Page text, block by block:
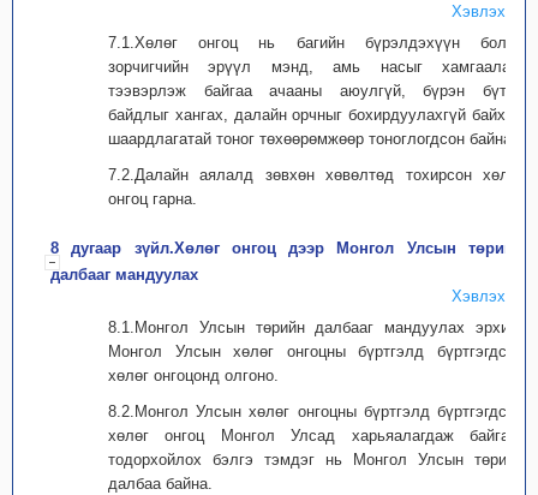
Хэвлэх
7.1.Хөлөг онгоц нь багийн бүрэлдэхүүн болон
зорчигчийн эрүүл мэнд, амь насыг хамгаалах,
тээвэрлэж байгаа ачааны аюулгүй, бүрэн бүтэн
байдлыг хангах, далайн орчныг бохирдуулахгүй байхад
шаардлагатай тоног төхөөрөмжөөр тоноглогдсон байна.
7.2.Далайн аялалд зөвхөн хөвөлтөд тохирсон хөлөг
онгоц гарна.
8 дугаар зүйл.Хөлөг онгоц дээр Монгол Улсын төрийн
далбааг мандуулах
Хэвлэх
8.1.Монгол Улсын төрийн далбааг мандуулах эрхийг
Монгол Улсын хөлөг онгоцны бүртгэлд бүртгэгдсэн
хөлөг онгоцонд олгоно.
8.2.Монгол Улсын хөлөг онгоцны бүртгэлд бүртгэгдсэн
хөлөг онгоц Монгол Улсад харьяалагдаж байгааг
тодорхойлох бэлгэ тэмдэг нь Монгол Улсын төрийн
далбаа байна.